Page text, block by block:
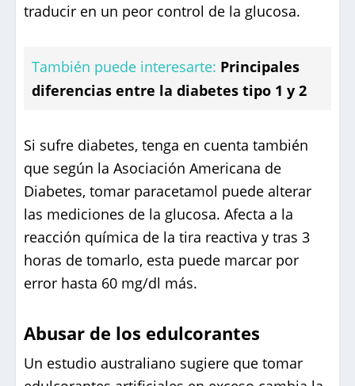
traducir en un peor control de la glucosa.
También puede interesarte: Principales
diferencias entre la diabetes tipo 1 y 2
Si sufre diabetes, tenga en cuenta también
que según la Asociación Americana de
Diabetes, tomar paracetamol puede alterar
las mediciones de la glucosa. Afecta a la
reacción química de la tira reactiva y tras 3
horas de tomarlo, esta puede marcar por
error hasta 60 mg/dl más.
Abusar de los edulcorantes
Un estudio australiano sugiere que tomar